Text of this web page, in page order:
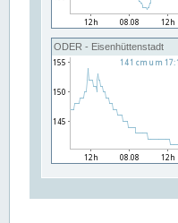
ODER - Eisenhüttenstadt